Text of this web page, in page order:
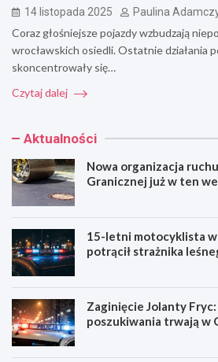
14 listopada 2025 Paulina
Coraz głośniejsze pojazdy wzbudzają
wrocławskich osiedli. Ostatnie działania
skoncentrowały się…
Czytaj dalej
Aktualności
Nowa organizacja
Granicznej już w ten
15-letni motocyklista w
potrącił strażnika
Zaginięcie Jolanty
poszukiwania trwają w